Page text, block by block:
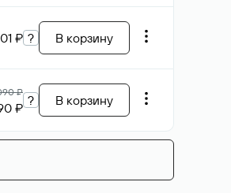
₽ ? В корзину
₽
₽ ? В корзину